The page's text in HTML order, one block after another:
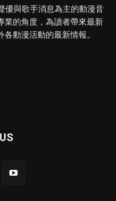
優與歌手消息為主的動漫音
業的角度，為讀者帶來最新
動漫活動的最新情報。